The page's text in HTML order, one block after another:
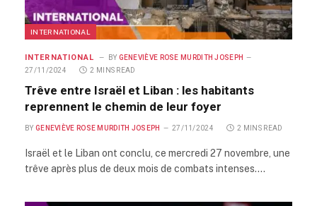
INTERNATIONAL
INTERNATIONAL BY GENEVIÈVE ROSE MURDITH JOSEPH
27/11/2024
2 MINS READ
Trêve entre Israël et Liban : les habitants
reprennent le chemin de leur foyer
BY GENEVIÈVE ROSE MURDITH JOSEPH 27/11/2024 2 MINS READ
Israël et le Liban ont conclu, ce mercredi 27 novembre, une
trêve après plus de deux mois de combats intenses.…